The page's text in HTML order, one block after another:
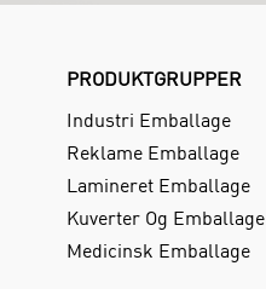
PRODUKTGRUPPER
Industri Emballage
Reklame Emballage
Lamineret Emballage
Kuverter Og
Medicinsk Emballage